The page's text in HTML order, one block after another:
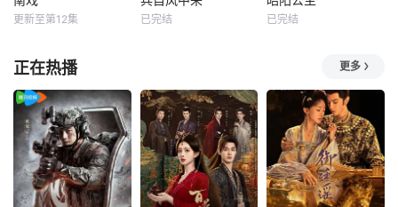
更新至第12集 已完结 已完结
正在热播 更多